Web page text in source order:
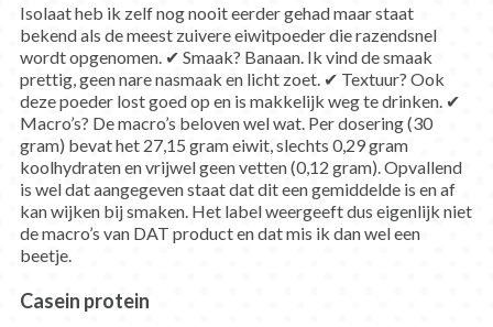
Isolaat heb ik zelf nog nooit eerder gehad maar staat
bekend als de meest zuivere eiwitpoeder die razendsnel
wordt opgenomen. ✔ Smaak? Banaan. Ik vind de smaak
prettig, geen nare nasmaak en licht zoet. ✔ Textuur? Ook
deze poeder lost goed op en is makkelijk weg te drinken. ✔
Macro’s? De macro’s beloven wel wat. Per dosering (30
gram) bevat het 27,15 gram eiwit, slechts 0,29 gram
koolhydraten en vrijwel geen vetten (0,12 gram). Opvallend
is wel dat aangegeven staat dat dit een gemiddelde is en af
kan wijken bij smaken. Het label weergeeft dus eigenlijk niet
de macro’s van DAT product en dat mis ik dan wel een
beetje.
Casein protein